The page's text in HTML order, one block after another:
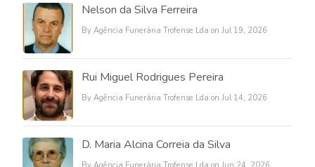
Nelson da Silva Ferreira
By Agência Funerária Trofense Lda on Jul 19, 2026
Rui Miguel Rodrigues Pereira
By Agência Funerária Trofense Lda on Jul 14, 2026
D. Maria Alcina Correia da Silva